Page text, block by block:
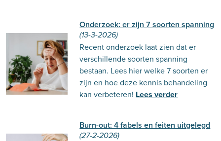
Onderzoek: er zijn 7 soorten spanning
(13-3-2026)
Recent onderzoek laat zien dat er
verschillende soorten spanning
bestaan. Lees hier welke 7 soorten er
zijn en hoe deze kennis behandeling
kan verbeteren! Lees verder
Burn-out: 4 fabels en feiten uitgelegd
(27-2-2026)